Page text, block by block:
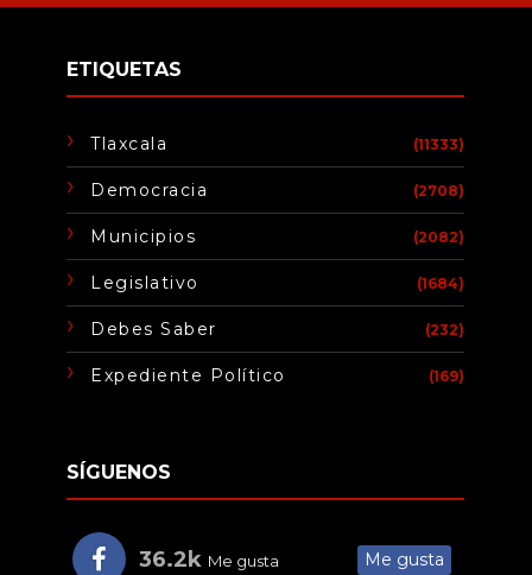
ETIQUETAS
Tlaxcala (11333)
Democracia (2708)
Municipios (2082)
Legislativo (1684)
Debes Saber (232)
Expediente Político (169)
SÍGUENOS
36.2k Me gusta Me gusta